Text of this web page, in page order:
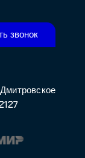
фото,